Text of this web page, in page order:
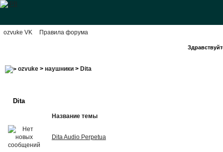
ozvuke VK Правила форума
ozvuke> наушники> Dita
Dita
Название темы
Dita Audio Perpetua